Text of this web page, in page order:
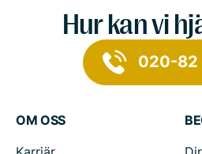
Hur kan vi
020-82
OM OSS